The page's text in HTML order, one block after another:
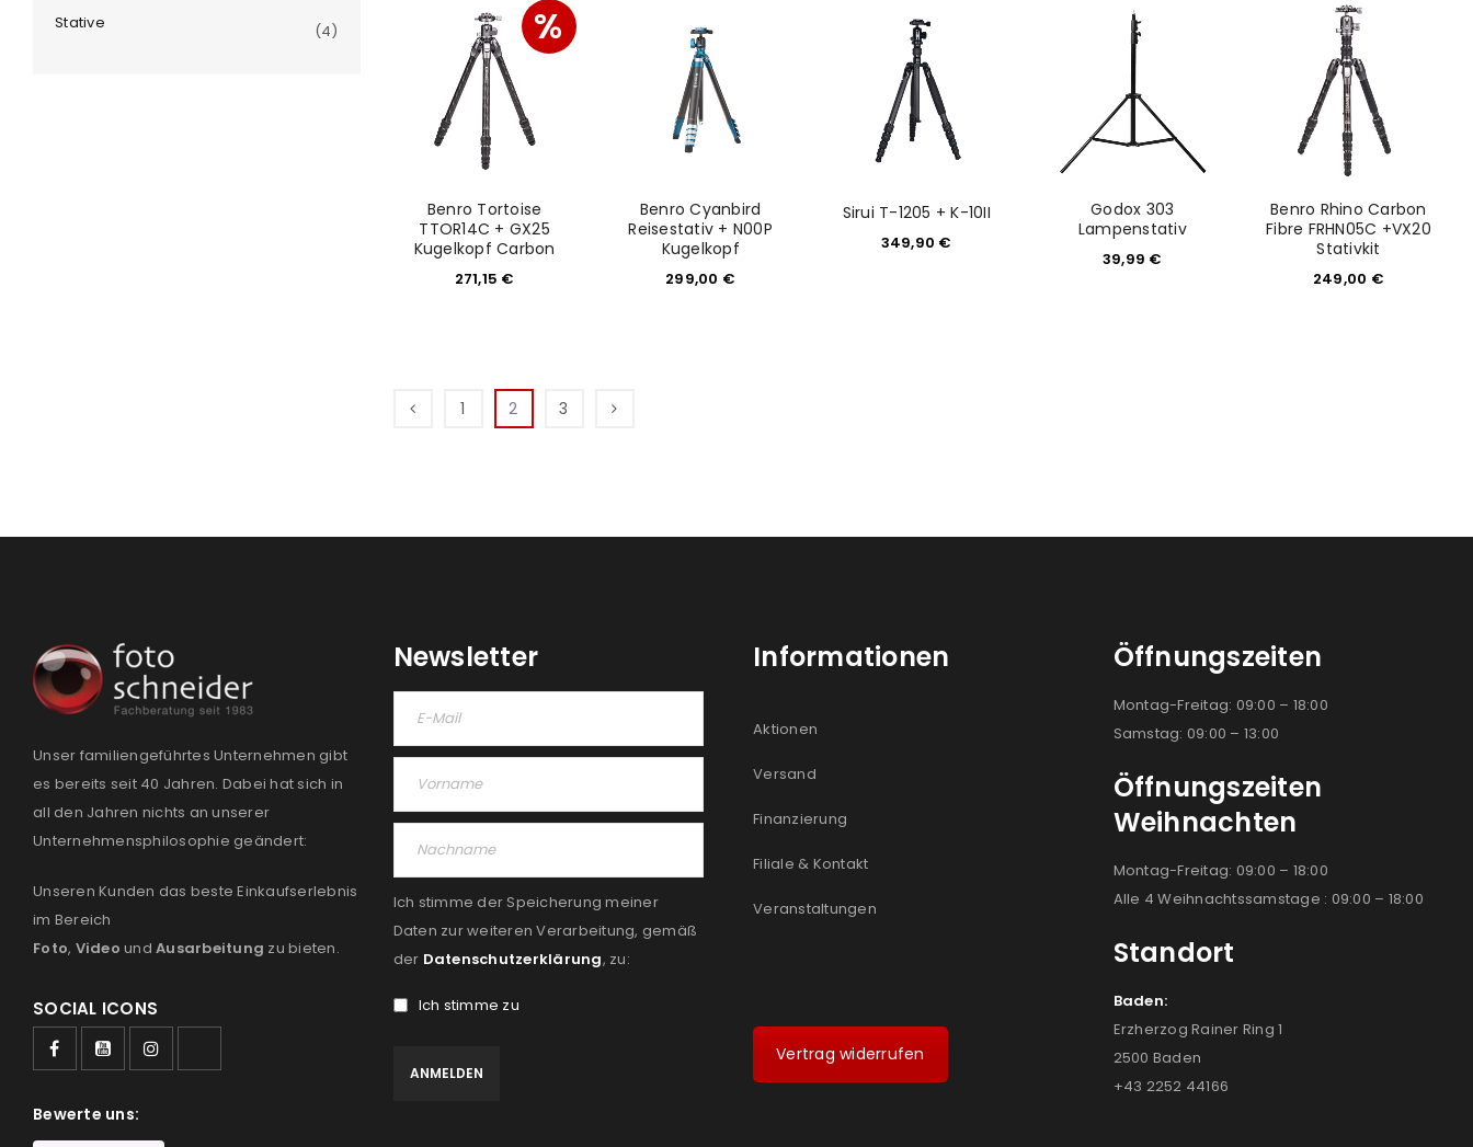
Stative (4) %
Benro Tortoise
TTOR14C + GX25
Kugelkopf Carbon
271,15 €
Benro Cyanbird
Reisestativ + N00P
Kugelkopf
299,00 €
Sirui T-1205 + K-10II
349,90 €
Godox 303
Lampenstativ
39,99 €
Benro Rhino Carbon
Fibre FRHN05C +VX20
Stativkit
249,00 €
1 2 3
Unser familiengeführtes Unternehmen gibt
es bereits seit 40 Jahren. Dabei hat sich in
all den Jahren nichts an unserer
Unternehmensphilosophie geändert:
Unseren Kunden das beste Einkaufserlebnis
im Bereich
Foto, Video und Ausarbeitung zu bieten.
SOCIAL ICONS
Bewerte uns:
Newsletter
Ich stimme der Speicherung meiner
Daten zur weiteren Verarbeitung, gemäß
der Datenschutzerklärung, zu:
Ich stimme zu
Informationen
Aktionen
Versand
Finanzierung
Filiale & Kontakt
Veranstaltungen
Vertrag widerrufen
Öffnungszeiten
Montag-Freitag: 09:00 – 18:00
Samstag: 09:00 – 13:00
Öffnungszeiten
Weihnachten
Montag-Freitag: 09:00 – 18:00
Alle 4 Weihnachtssamstage : 09:00 – 18:00
Standort
Baden:
Erzherzog Rainer Ring 1
2500 Baden
+43 2252 44166